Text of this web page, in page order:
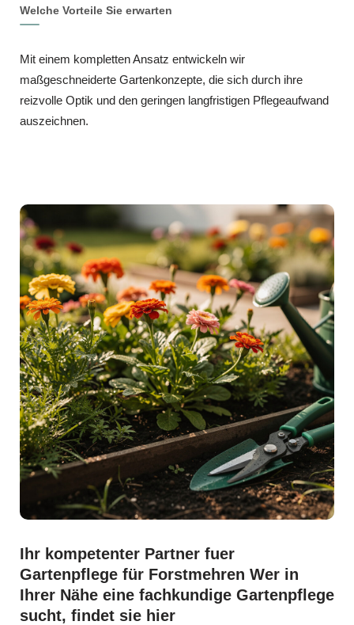
Welche Vorteile Sie erwarten
Mit einem kompletten Ansatz entwickeln wir
maßgeschneiderte Gartenkonzepte, die sich durch ihre
reizvolle Optik und den geringen langfristigen Pflegeaufwand
auszeichnen.
Ihr kompetenter Partner fuer
Gartenpflege für Forstmehren Wer in
Ihrer Nähe eine fachkundige Gartenpflege
sucht, findet sie hier